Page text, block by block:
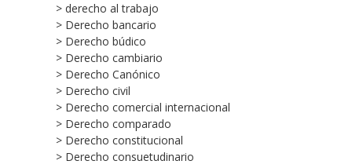
> derecho al trabajo
> Derecho bancario
> Derecho búdico
> Derecho cambiario
> Derecho Canónico
> Derecho civil
> Derecho comercial internacional
> Derecho comparado
> Derecho constitucional
> Derecho consuetudinario